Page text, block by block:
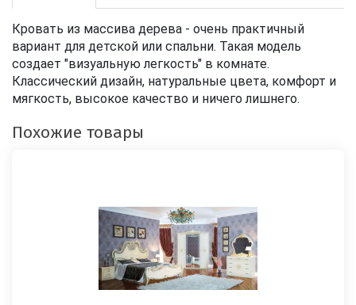
Кровать из массива дерева - очень практичный
вариант для детской или спальни. Такая модель
создает "визуальную легкость" в комнате.
Классический дизайн, натуральные цвета, комфорт и
мягкость, высокое качество и ничего лишнего.
Похожие товары